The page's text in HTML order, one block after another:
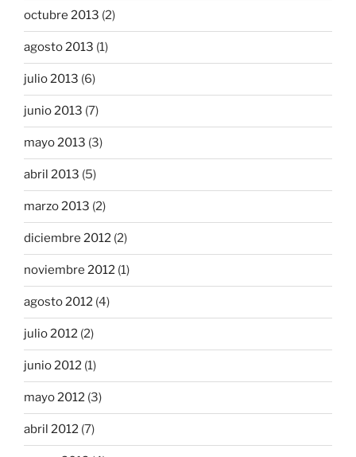
octubre 2013 (2)
agosto 2013 (1)
julio 2013 (6)
junio 2013 (7)
mayo 2013 (3)
abril 2013 (5)
marzo 2013 (2)
diciembre 2012 (2)
noviembre 2012 (1)
agosto 2012 (4)
julio 2012 (2)
junio 2012 (1)
mayo 2012 (3)
abril 2012 (7)